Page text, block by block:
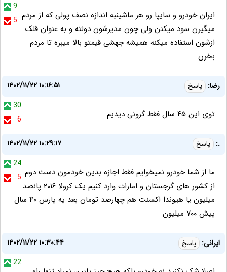
9
5 ایران خودرو و سایپا رو هر ماشینبه اندازه نصف پولی که از مردم
میگیرن سود میکنن ولی چون مدیرشون دولته و به عنوان قلک
ازشون استفاده میکنه همیشه جهشی قیمتو بالا میبره تا مردم
بخرن
رضا: پاسخ
۱۴۰۲/۱۱/۲۲ ۱۰:۱۶:۵۱
30
6
توی این ۴۵ سال فقط گرونی دیدیم
.: پاسخ
۱۴۰۲/۱۱/۲۲ ۱۰:۲۹:۱۷
24
5 ما از شما خودرو نمیخوایم فقط اجازه بدین خودمون دست دوم
از کشور های گرجستان و امارات وارد کنیم یک کرولا ۲۰۱۶ پانصد
میلیون یا هیوندا اکسنت هم چهارصد تومان بعد یه پارس ۴۰ سال
پیش ۷۰۰ میلیون
ایرانی: پاسخ
۱۴۰۲/۱۱/۲۲ ۱۰:۳۰:۴۴
22